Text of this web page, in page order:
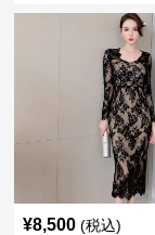
¥8,500 (税込)